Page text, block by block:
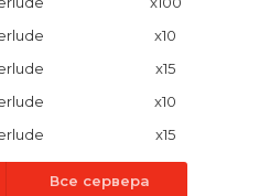
x10
x15
x10
x15
Все сервера